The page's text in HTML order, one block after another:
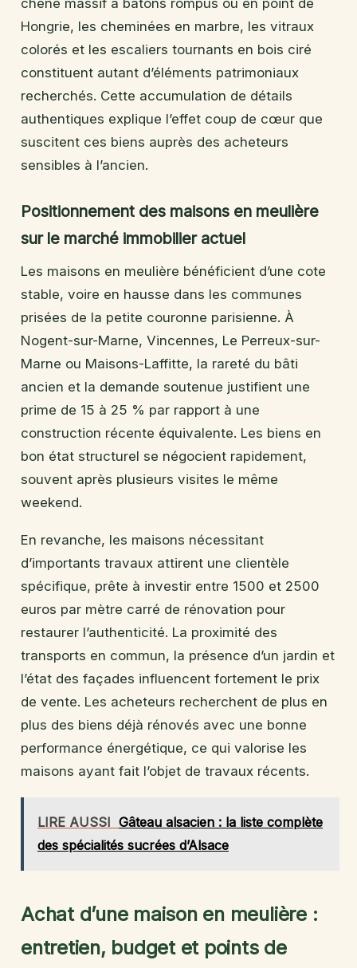
chêne massif à bâtons rompus ou en point de
Hongrie, les cheminées en marbre, les vitraux
colorés et les escaliers tournants en bois ciré
constituent autant d’éléments patrimoniaux
recherchés. Cette accumulation de détails
authentiques explique l’effet coup de cœur que
suscitent ces biens auprès des acheteurs
sensibles à l’ancien.
Positionnement des maisons en meulière
sur le marché immobilier actuel
Les maisons en meulière bénéficient d’une cote
stable, voire en hausse dans les communes
prisées de la petite couronne parisienne. À
Nogent-sur-Marne, Vincennes, Le Perreux-sur-
Marne ou Maisons-Laffitte, la rareté du bâti
ancien et la demande soutenue justifient une
prime de 15 à 25 % par rapport à une
construction récente équivalente. Les biens en
bon état structurel se négocient rapidement,
souvent après plusieurs visites le même
weekend.
En revanche, les maisons nécessitant
d’importants travaux attirent une clientèle
spécifique, prête à investir entre 1500 et 2500
euros par mètre carré de rénovation pour
restaurer l’authenticité. La proximité des
transports en commun, la présence d’un jardin et
l’état des façades influencent fortement le prix
de vente. Les acheteurs recherchent de plus en
plus des biens déjà rénovés avec une bonne
performance énergétique, ce qui valorise les
maisons ayant fait l’objet de travaux récents.
LIRE AUSSI Gâteau alsacien : la liste complète
des spécialités sucrées d’Alsace
Achat d’une maison en meulière :
entretien, budget et points de